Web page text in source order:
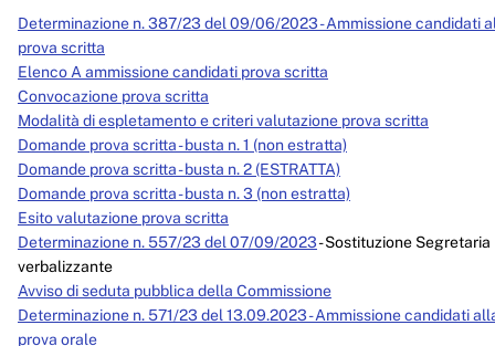
Determinazione n. 387/23 del 09/06/2023 - Ammissione candidati
prova scritta
Elenco A ammissione candidati prova scritta
Convocazione prova scritta
Modalità di espletamento e criteri valutazione prova scritta
Domande prova scritta - busta n. 1 (non estratta)
Domande prova scritta - busta n. 2 (ESTRATTA)
Domande prova scritta - busta n. 3 (non estratta)
Esito valutazione prova scritta
Determinazione n. 557/23 del 07/09/2023- Sostituzione Segretaria
verbalizzante
Avviso di seduta pubblica della Commissione
Determinazione n. 571/23 del 13.09.2023 - Ammissione candidati
prova orale